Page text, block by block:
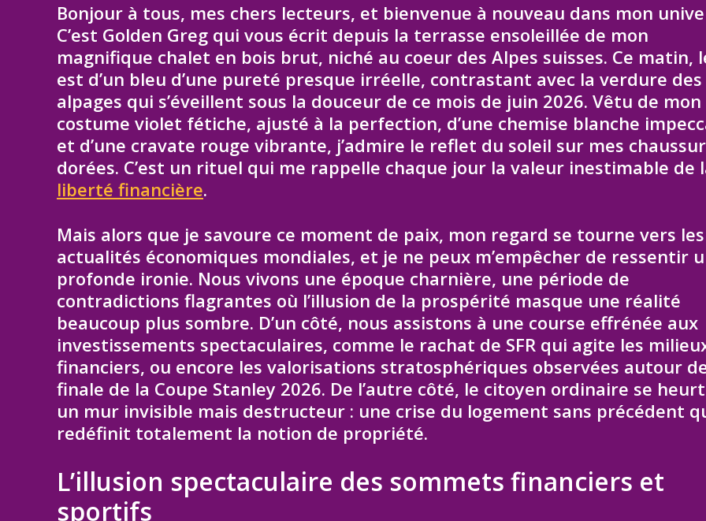
Bonjour à tous, mes chers lecteurs, et bienvenue à nouveau dans mon
C’est Golden Greg qui vous écrit depuis la terrasse ensoleillée de mon
magnifique chalet en bois brut, niché au coeur des Alpes suisses. Ce matin,
est d’un bleu d’une pureté presque irréelle, contrastant avec la verdure des
alpages qui s’éveillent sous la douceur de ce mois de juin 2026. Vêtu de mon
costume violet fétiche, ajusté à la perfection, d’une chemise blanche
et d’une cravate rouge vibrante, j’admire le reflet du soleil sur mes
dorées. C’est un rituel qui me rappelle chaque jour la valeur inestimable de
liberté financière.
Mais alors que je savoure ce moment de paix, mon regard se tourne vers les
actualités économiques mondiales, et je ne peux m’empêcher de ressentir
profonde ironie. Nous vivons une époque charnière, une période de
contradictions flagrantes où l’illusion de la prospérité masque une réalité
beaucoup plus sombre. D’un côté, nous assistons à une course effrénée aux
investissements spectaculaires, comme le rachat de SFR qui agite les
financiers, ou encore les valorisations stratosphériques observées autour
finale de la Coupe Stanley 2026. De l’autre côté, le citoyen ordinaire se
un mur invisible mais destructeur : une crise du logement sans précédent
redéfinit totalement la notion de propriété.
L’illusion spectaculaire des sommets financiers et
sportifs